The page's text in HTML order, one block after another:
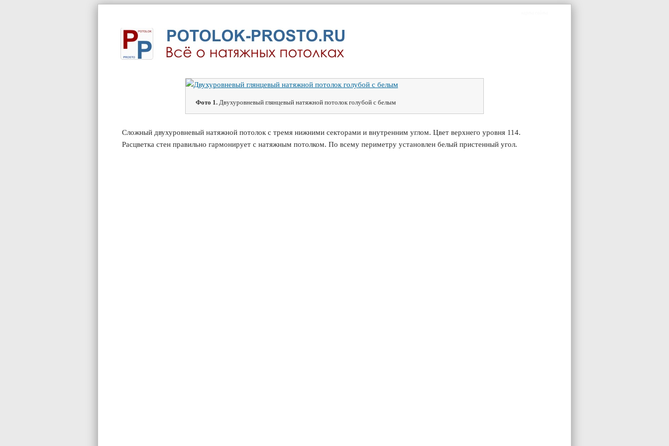
Фото 1.Двухуровневый глянцевый натяжной потолок голубой с белым
Сложный двухуровневый натяжной потолок с тремя нижними секторами и внутренним углом. Цвет верхнего уровня 114.
Расцветка стен правильно гармонирует с натяжным потолком. По всему периметру установлен белый пристенный угол.